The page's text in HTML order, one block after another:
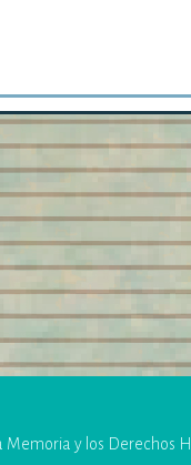
Memoria y los Derechos